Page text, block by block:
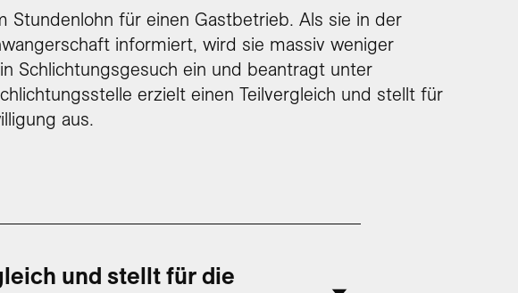
Stundenlohn für einen Gastbetrieb. Als sie in der
informiert, wird sie massiv weniger
Schlichtungsgesuch ein und beantragt unter
erzielt einen Teilvergleich und stellt für
aus.
und stellt für die